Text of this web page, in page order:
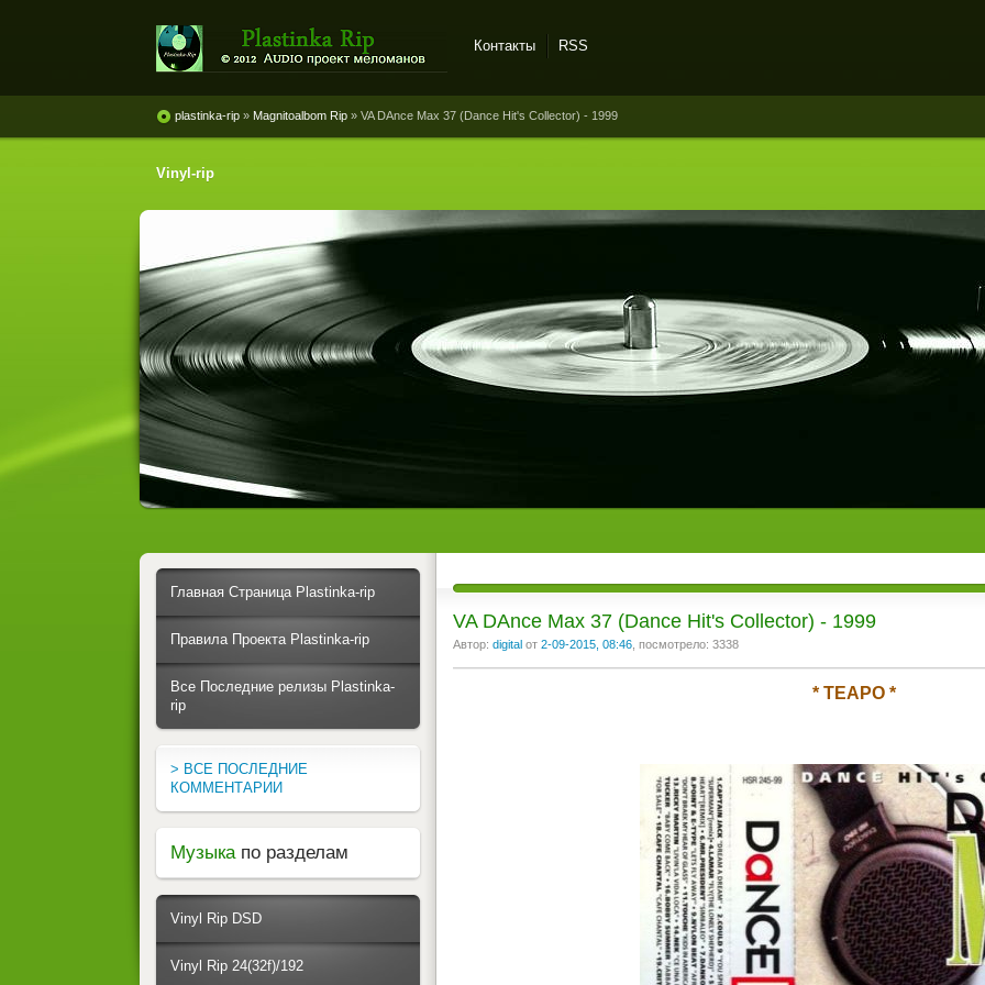
винила и магнитоальбомов
Контакты RSS
plastinka-rip » Magnitoalbom Rip » VA DAnce Max 37 (Dance Hit's Collector) - 1999
Vinyl-rip
VA DAnce Max 37 (Dance Hit's Collector) - 1999
Автор: digital от 2-09-2015, 08:46 , посмотрело: 3338
* TEAPO *
Главная Страница Plastinka-rip
Правила Проекта Plastinka-rip
Все Последние релизы Plastinka-
rip
> ВСЕ ПОСЛЕДНИЕ
КОММЕНТАРИИ
Музыка по разделам
Vinyl Rip DSD
Vinyl Rip 24(32f)/192